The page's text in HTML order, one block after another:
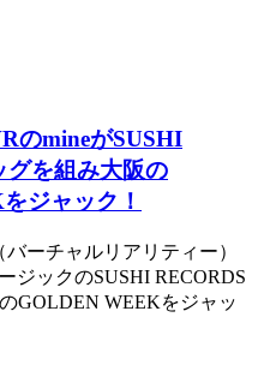
のmineがSUSHI
グを組み大阪の
ジャック！
ーチャルリアリティー）
ジックのSUSHI RECORDS
GOLDEN WEEKをジャッ